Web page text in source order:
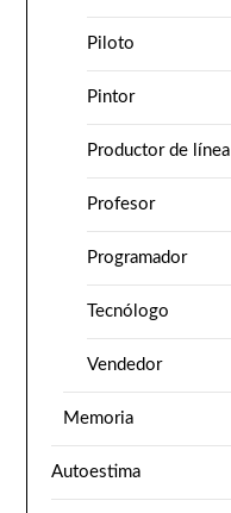
Piloto
Pintor
Productor de línea
Profesor
Programador
Tecnólogo
Vendedor
Memoria
Autoestima